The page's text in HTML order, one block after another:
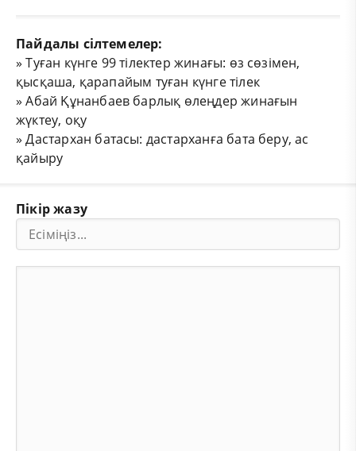
Пайдалы сілтемелер:
»Туған күнге 99 тілектер жинағы: өз сөзімен,
қысқаша, қарапайым туған күнге тілек
»Абай Құнанбаев барлық өлеңдер жинағын
жүктеу, оқу
»Дастархан батасы: дастарханға бата беру, ас
қайыру
Пікір жазу